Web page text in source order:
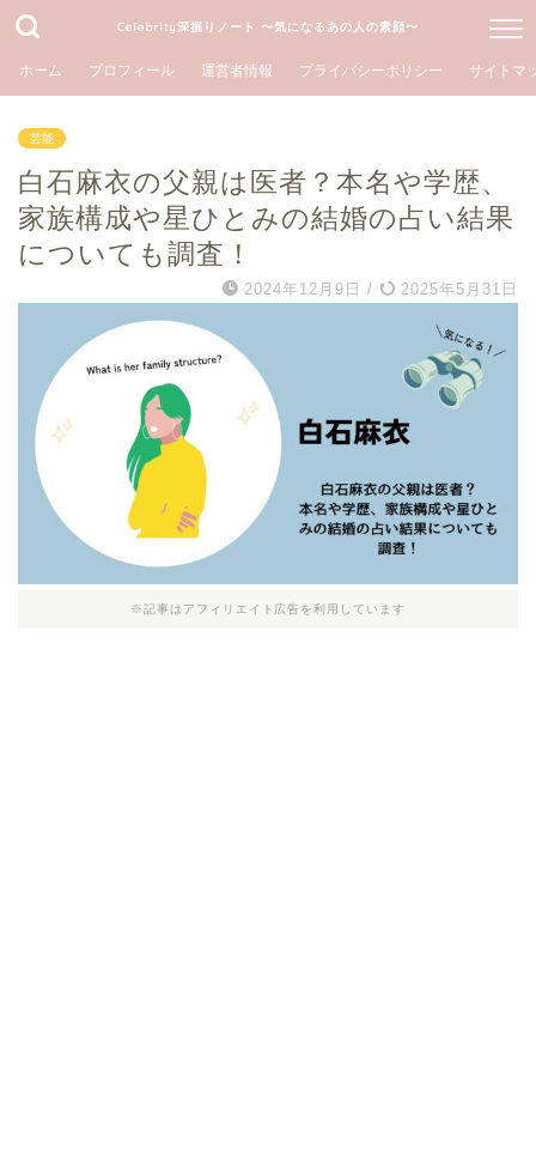
Celebrity深掘りノート 〜気になるあの人の素顔〜
ホーム プロフィール 運営者情報 プライバシーポリシー サイトマ
芸能
白石麻衣の父親は医者？本名や学歴、
家族構成や星ひとみの結婚の占い結果
についても調査！
2024年12月9日 / 2025年5月31日
※記事はアフィリエイト広告を利用しています